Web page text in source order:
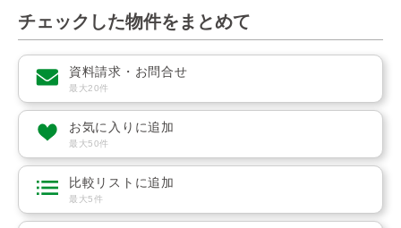
チェックした物件をまとめて
資料請求・お問合せ
最大20件
お気に入りに追加
最大50件
比較リストに追加
最大5件